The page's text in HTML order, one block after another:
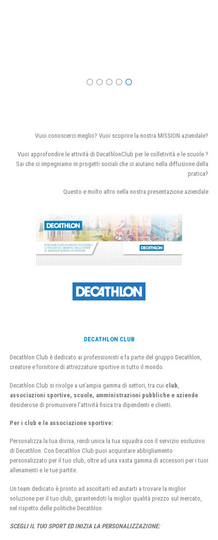
Vuoi conoscerci meglio? Vuoi scoprire la nostra MISSION aziendale?
Vuoi approfondire le attività di DecathlonClub per le colletività e le scuole ?
Sai che ci impegniamo in progetti sociali che ci aiutano nella diffusione della
pratica?
Questo e molto altro nella nostra presentazione aziendale
DECATHLON CLUB
Decathlon Club è dedicato ai professionisti e fa parte del gruppo Decathlon,
creatore e fornitore di attrezzature sportive in tutto il mondo.
Decathlon Club si rivolge a un’ampia gamma di settori, tra cui club
associazioni sportive, scuole, amministrazioni pubbliche e aziende
desiderose di promuovere l’attività fisica tra dipendenti e clienti.
Per i club e le associazione sportive:
Personalizza la tua divisa, rendi unica la tua squadra con il servizio esclusivo
di Decathlon. Con Decathlon Club puoi acquistare abbigliamento
personalizzato per il tuo club, oltre ad una vasta gamma di accessori per i tuoi
allenamenti e le tue partite.
Un team dedicato è pronto ad ascoltarti ed aiutarti a trovare la miglior
soluzione per il tuo club, garantendoti la miglior qualità prezzo sul mercato,
nel rispetto delle politiche Decathlon.
SCEGLI IL TUO SPORT ED INIZIA LA PERSONALIZZAZIONE: